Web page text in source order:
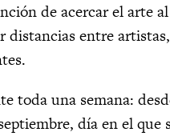
de acercar el arte
distancias entre
toda una semana:
día en el que